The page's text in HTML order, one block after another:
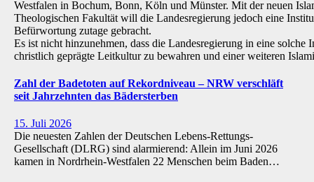
Westfalen in Bochum, Bonn, Köln und Münster. Mit der neuen
Theologischen Fakultät will die Landesregierung jedoch eine
Befürwortung zutage gebracht.
Es ist nicht hinzunehmen, dass die Landesregierung in eine
christlich geprägte Leitkultur zu bewahren und einer weiteren
Zahl der Badetoten auf Rekordniveau – NRW verschläft
seit Jahrzehnten das Bädersterben
15. Juli 2026
Die neuesten Zahlen der Deutschen Lebens-Rettungs-
Gesellschaft (DLRG) sind alarmierend: Allein im Juni 2026
kamen in Nordrhein-Westfalen 22 Menschen beim Baden…